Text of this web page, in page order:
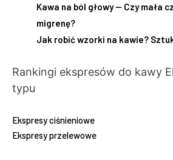
Kawa na ból głowy — Czy mała
migrenę?
Jak robić wzorki na kawie?
Rankingi ekspresów do kawy
typu
Ekspresy ciśnieniowe
Ekspresy przelewowe